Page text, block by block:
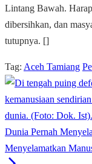
Lintang Bawah.
dibersihkan, dan
tutupnya. []
Tag: Aceh Tamiang
Dunia Pernah
Menyelamatkan